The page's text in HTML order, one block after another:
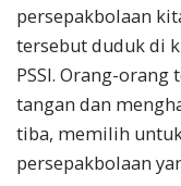
persepakbolaan
tersebut duduk di
PSSI. Orang-
tangan dan
tiba, memilih
persepakbolaan